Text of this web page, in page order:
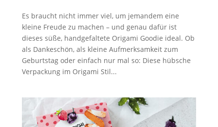
Es braucht nicht immer viel, um jemandem eine
kleine Freude zu machen – und genau dafür ist
dieses süße, handgefaltete Origami Goodie ideal. Ob
als Dankeschön, als kleine Aufmerksamkeit zum
Geburtstag oder einfach nur mal so: Diese hübsche
Verpackung im Origami Stil...